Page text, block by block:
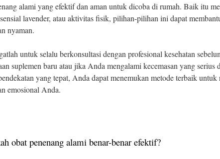
alami yang efektif dan aman untuk dicoba di rumah. Baik itu
lavender, atau aktivitas fisik, pilihan-pilihan ini dapat
nyaman.
untuk selalu berkonsultasi dengan profesional kesehatan
suplemen baru atau jika Anda mengalami kecemasan yang serius
yang tepat, Anda dapat menemukan metode terbaik untuk
emosional Anda.
obat penenang alami benar-benar efektif?